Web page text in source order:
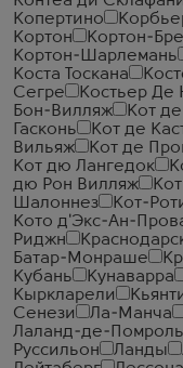
Копертино
Кортон
Кортон-
Кортон-Шарлемань
Коста Тоскана
Сегре
Костьер Де
Бон-Вилляж
Кот
Гасконь
Кот де
Вильяж
Кот де
Кот дю Лангедок
дю Рон Вилляж
Шалоннез
Кот-
Кото д'Экс-Ан-
Риджн
Батар-Монраше
Кубань
Кунаварра
Кыркларели
Сенези
Ла-Манча
Лаланд-де-Помроль
Руссильон
Ланды